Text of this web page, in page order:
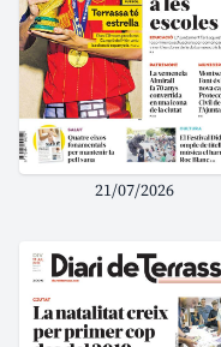
21/07/2026